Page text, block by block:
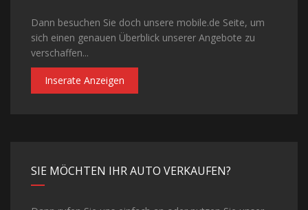
Dann besuchen Sie doch unsere mobile.de Seite, um
sich einen genauen Überblick unserer Angebote zu
verschaffen...
Inserate Anzeigen
SIE MÖCHTEN IHR AUTO VERKAUFEN?